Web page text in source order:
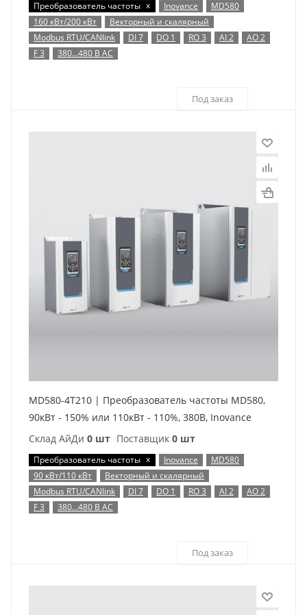
Преобразователь частоты x Inovance
MD580
160 кВт/200 кВт
Векторный и скалярный
Modbus RTU/CANlink
DI 7 DO 1 RO 3 AI 2
AO 2
F 3
380…480 В AC
Под заказ
MD580-4T210 | Преобразователь частоты MD580,
90кВт - 150% или 110кВт - 110%, 380В, Inovance
Склад АйДи 0 шт Поставщик 0 шт
Преобразователь частоты x Inovance
MD580
90 кВт/110 кВт
Векторный и скалярный
Modbus RTU/CANlink
DI 7 DO 1 RO 3 AI 2
AO 2
F 3
380…480 В AC
Под заказ